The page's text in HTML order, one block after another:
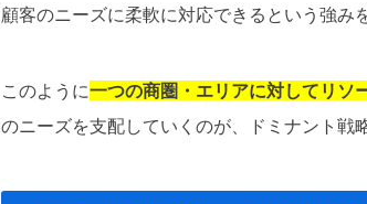
顧客のニーズに柔軟に対応できるという強み
このように一つの商圏・エリアに対してリソ
のニーズを支配していくのが、ドミナント戦